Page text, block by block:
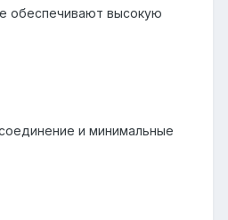
обеспечивают высокую
и минимальные